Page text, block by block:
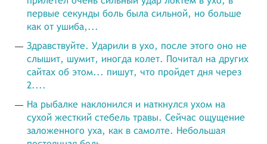
первые секунды боль была сильной, но больше
как от ушиба,...
Здравствуйте. Ударили в ухо, после этого оно не
слышит, шумит, иногда колет. Почитал на других
сайтах об этом... пишут, что пройдет дня через
2....
На рыбалке наклонился и наткнулся ухом на
сухой жесткий стебель травы. Сейчас ощущение
заложенного уха, как в самолте. Небольшая